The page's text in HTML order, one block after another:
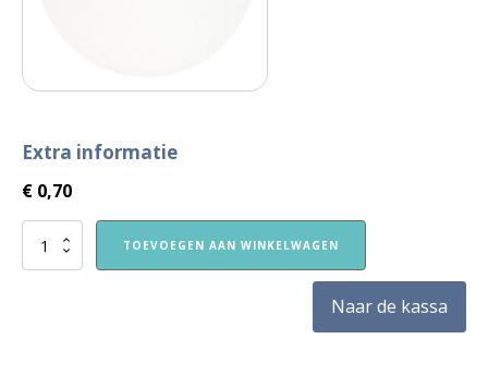
Extra informatie
€ 0,70
Pingpongbal
TOEVOEGEN AAN WINKELWAGEN
Naar de kassa